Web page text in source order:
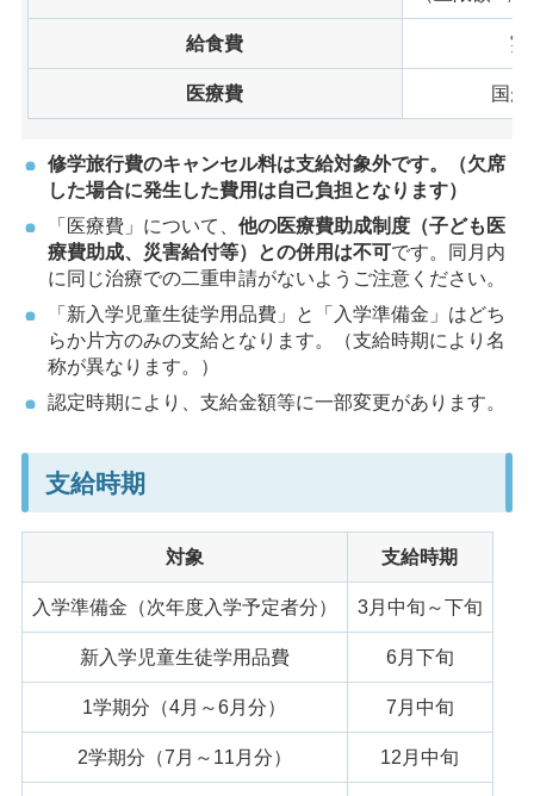
給食費 実
医療費 国
修学旅行費のキャンセル料は支給対象外です。（欠席
した場合に発生した費用は自己負担となります）
「医療費」について、 他の医療費助成制度（子ども医
療費助成、災害給付等）との併用は不可です。同月内
に同じ治療での二重申請がないようご注意ください。
「新入学児童生徒学用品費」と「入学準備金」はどち
らか片方のみの支給となります。（支給時期により名
称が異なります。）
認定時期により、支給金額等に一部変更があります。
支給時期
対象 支給時期
入学準備金（次年度入学予定者分） 3月中旬～下旬
新入学児童生徒学用品費 6月下旬
1学期分（4月～6月分） 7月中旬
2学期分（7月～11月分） 12月中旬